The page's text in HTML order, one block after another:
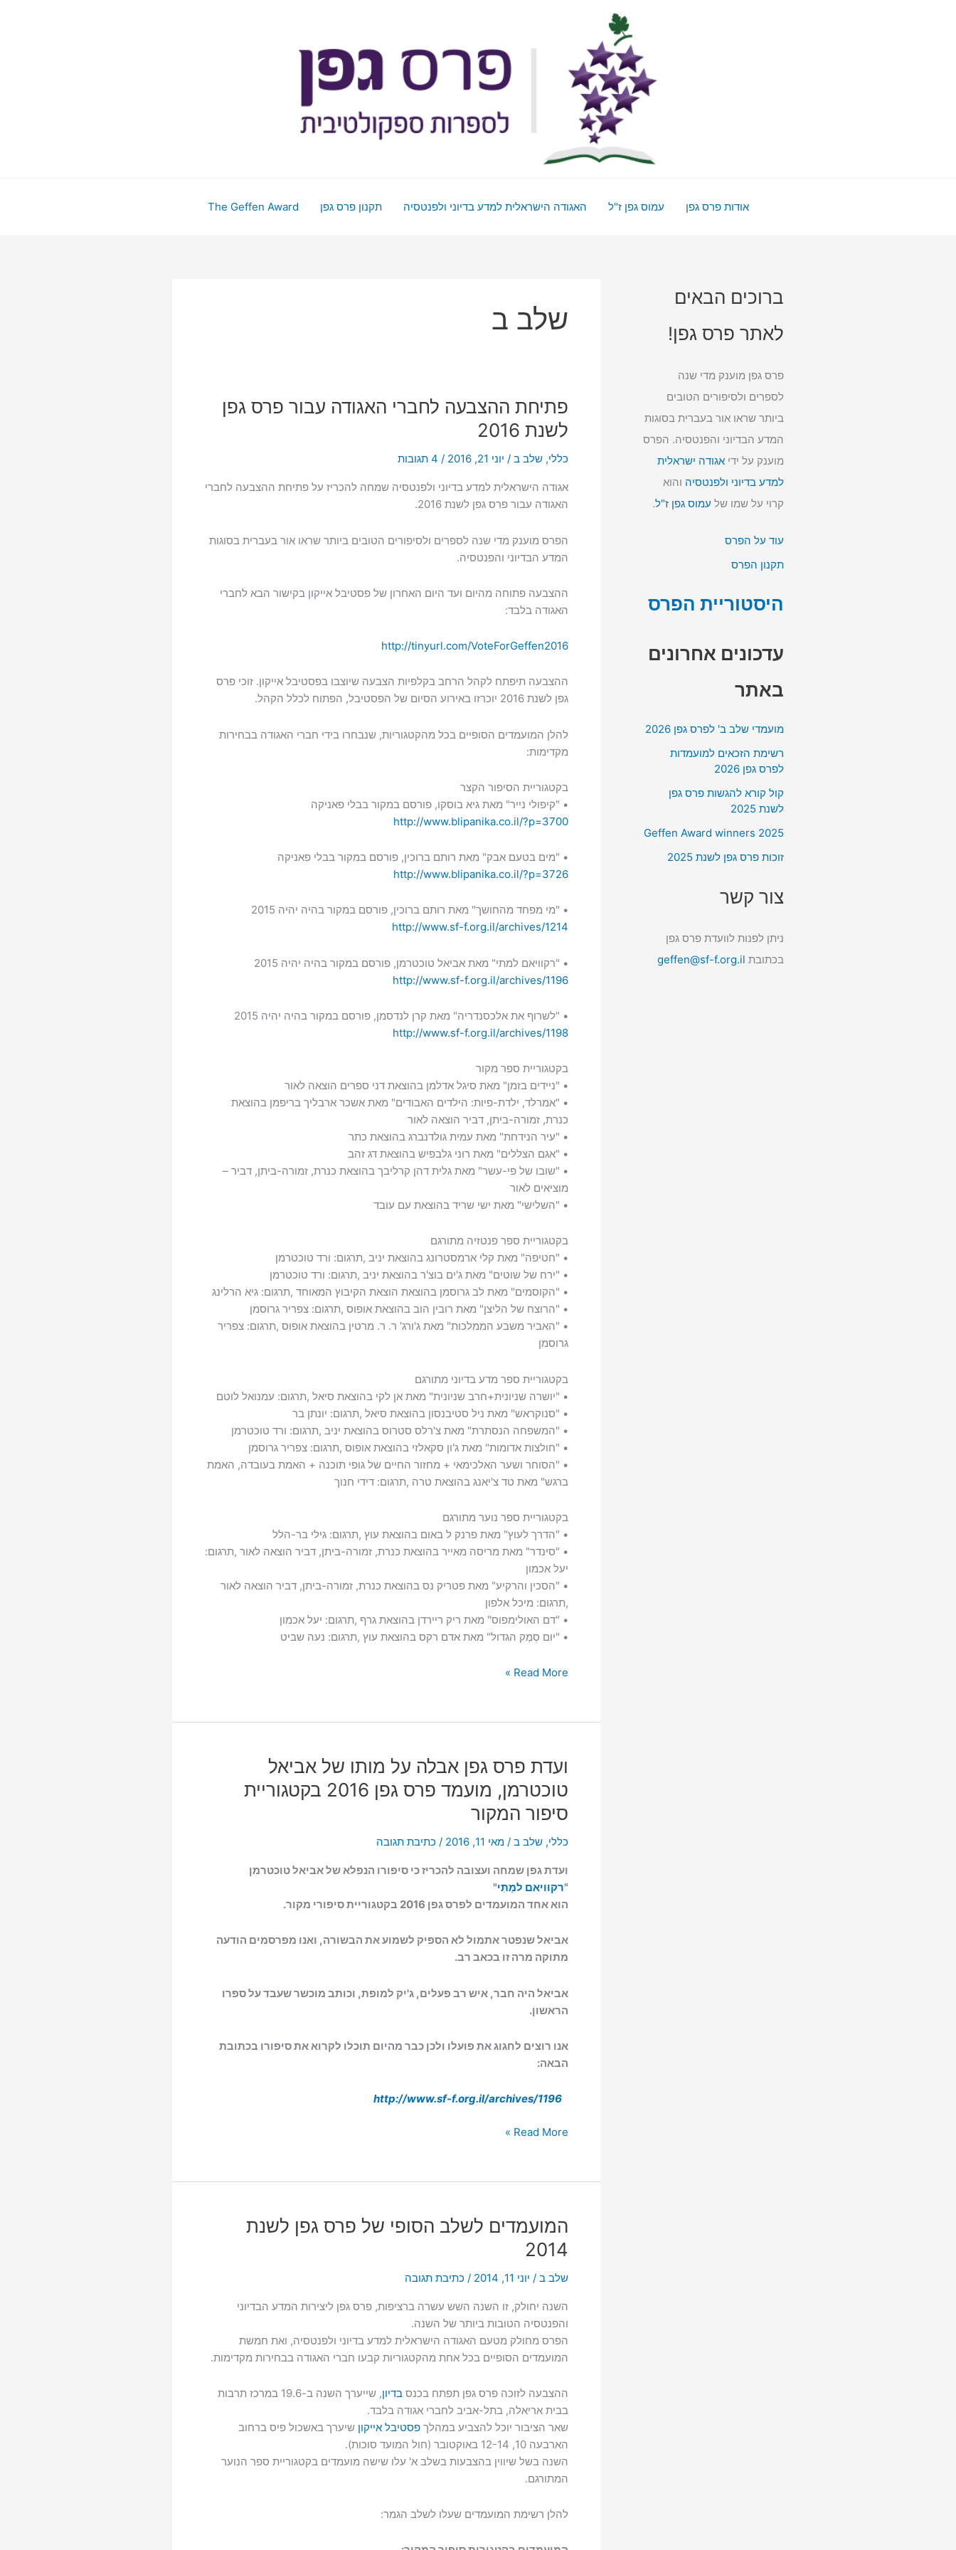
אודות פרס גפן עמוס גפן ז"ל האגודה הישראלית למדע בדיוני ולפנטסיה תקנון פרס גפן The Geffen Award
ברוכים הבאים
לאתר פרס גפן!
פרס גפן מוענק מדי שנה
לספרים ולסיפורים הטובים
ביותר שראו אור בעברית בסוגות
המדע הבדיוני והפנטסיה. הפרס
מוענק על ידי אגודה ישראלית
למדע בדיוני ולפנטסיה והוא
קרוי על שמו של עמוס גפן ז"ל.
עוד על הפרס
תקנון הפרס
היסטוריית הפרס
עדכונים אחרונים
באתר
מועמדי שלב ב' לפרס גפן 2026
רשימת הזכאים למועמדות
לפרס גפן 2026
קול קורא להגשות פרס גפן
לשנת 2025
Geffen Award winners 2025
זוכות פרס גפן לשנת 2025
צור קשר
ניתן לפנות לוועדת פרס גפן
בכתובת geffen@sf-f.org.il
שלב ב
פתיחת ההצבעה לחברי האגודה עבור פרס גפן
לשנת 2016
כללי, שלב ב / יוני 21, 2016 / 4 תגובות
אגודה הישראלית למדע בדיוני ולפנטסיה שמחה להכריז על פתיחת ההצבעה לחברי
האגודה עבור פרס גפן לשנת 2016.
הפרס מוענק מדי שנה לספרים ולסיפורים הטובים ביותר שראו אור בעברית בסוגות
המדע הבדיוני והפנטסיה.
ההצבעה פתוחה מהיום ועד היום האחרון של פסטיבל אייקון בקישור הבא לחברי
האגודה בלבד:
http://tinyurl.com/VoteForGeffen2016
ההצבעה תיפתח לקהל הרחב בקלפיות הצבעה שיוצבו בפסטיבל אייקון. זוכי פרס
גפן לשנת 2016 יוכרזו באירוע הסיום של הפסטיבל, הפתוח לכלל הקהל.
להלן המועמדים הסופיים בכל מהקטגוריות, שנבחרו בידי חברי האגודה בבחירות
מקדימות:
בקטגוריית הסיפור הקצר
• "קיפולי נייר" מאת גיא בוסקו, פורסם במקור בבלי פאניקה
http://www.blipanika.co.il/?p=3700
• "מים בטעם אבק" מאת רותם ברוכין, פורסם במקור בבלי פאניקה
http://www.blipanika.co.il/?p=3726
• "מי מפחד מהחושך" מאת רותם ברוכין, פורסם במקור בהיה יהיה 2015
http://www.sf-f.org.il/archives/1214
• "רקוויאם למתי" מאת אביאל טוכטרמן, פורסם במקור בהיה יהיה 2015
http://www.sf-f.org.il/archives/1196
• "לשרוף את אלכסנדריה" מאת קרן לנדסמן, פורסם במקור בהיה יהיה 2015
http://www.sf-f.org.il/archives/1198
בקטגוריית ספר מקור
• "ניידים בזמן" מאת סיגל אדלמן בהוצאת דני ספרים הוצאה לאור
• "אמרלד, ילדת-פיות: הילדים האבודים" מאת אשכר ארבליך בריפמן בהוצאת
כנרת, זמורה-ביתן, דביר הוצאה לאור
• "עיר הנידחת" מאת עמית גולדנברג בהוצאת כתר
• "אגם הצללים" מאת רוני גלבפיש בהוצאת דג זהב
• "שובו של פי-עשר" מאת גלית דהן קרליבך בהוצאת כנרת, זמורה-ביתן, דביר –
מוציאים לאור
• "השלישי" מאת ישי שריד בהוצאת עם עובד
בקטגוריית ספר פנטזיה מתורגם
• "חטיפה" מאת קלי ארמסטרונג בהוצאת יניב ,תרגום: ורד טוכטרמן
• "ירח של שוטים" מאת ג'ים בוצ'ר בהוצאת יניב ,תרגום: ורד טוכטרמן
• "הקוסמים" מאת לב גרוסמן בהוצאת הוצאת הקיבוץ המאוחד ,תרגום: גיא הרלינג
• "הרוצח של הליצן" מאת רובין הוב בהוצאת אופוס ,תרגום: צפריר גרוסמן
• "האביר משבע הממלכות" מאת ג'ורג' ר. ר. מרטין בהוצאת אופוס ,תרגום: צפריר
גרוסמן
בקטגוריית ספר מדע בדיוני מתורגם
• "יושרה שניונית+חרב שניונית" מאת אן לקי בהוצאת סיאל ,תרגום: עמנואל לוטם
• "סנוקראש" מאת ניל סטיבנסון בהוצאת סיאל ,תרגום: יונתן בר
• "המשפחה הנסתרת" מאת צ'רלס סטרוס בהוצאת יניב ,תרגום: ורד טוכטרמן
• "חולצות אדומות" מאת ג'ון סקאלזי בהוצאת אופוס ,תרגום: צפריר גרוסמן
• "הסוחר ושער האלכימאי + מחזור החיים של גופי תוכנה + האמת בעובדה, האמת
ברגש" מאת טד צ'יאנג בהוצאת טרה ,תרגום: דידי חנוך
בקטגוריית ספר נוער מתורגם
• "הדרך לעוץ" מאת פרנק ל באום בהוצאת עוץ ,תרגום: גילי בר-הלל
• "סינדר" מאת מריסה מאייר בהוצאת כנרת, זמורה-ביתן, דביר הוצאה לאור ,תרגום:
יעל אכמון
• "הסכין והרקיע" מאת פטריק נס בהוצאת כנרת, זמורה-ביתן, דביר הוצאה לאור
,תרגום: מיכל אלפון
• "דם האולימפוס" מאת ריק ריירדן בהוצאת גרף ,תרגום: יעל אכמון
• "יום סְמֶק הגדול" מאת אדם רקס בהוצאת עוץ ,תרגום: נעה שביט
פתיחת
האגודה
גפן
לשנת
2016
Read More »
ועדת פרס גפן אבלה על מותו של אביאל
טוכטרמן, מועמד פרס גפן 2016 בקטגוריית
סיפור המקור
כללי, שלב ב / מאי 11, 2016 / כתיבת תגובה
ועדת גפן שמחה ועצובה להכריז כי סיפורו הנפלא של אביאל טוכטרמן
"רקוויאם למַתִּי"
הוא אחד המועמדים לפרס גפן 2016 בקטגוריית סיפורי מקור.
אביאל שנפטר אתמול לא הספיק לשמוע את הבשורה, ואנו מפרסמים הודעה
מתוקה מרה זו בכאב רב.
אביאל היה חבר, איש רב פעלים, ג'יק למופת, וכותב מוכשר שעבד על ספרו
הראשון.
אנו רוצים לחגוג את פועלו ולכן כבר מהיום תוכלו לקרוא את סיפורו בכתובת
הבאה:
http://www.sf-f.org.il/archives/1196
ועדת
אבלה
של
אביאל
מועמד
פרס
גפן
2016
בקטגוריית
Read More »
המועמדים לשלב הסופי של פרס גפן לשנת
2014
שלב ב / יוני 11, 2014 / כתיבת תגובה
השנה יחולק, זו השנה השש עשרה ברציפות, פרס גפן ליצירות המדע הבדיוני
והפנטסיה הטובות ביותר של השנה.
הפרס מחולק מטעם האגודה הישראלית למדע בדיוני ולפנטסיה, ואת חמשת
המועמדים הסופיים בכל אחת מהקטגוריות קבעו חברי האגודה בבחירות מקדימות.
ההצבעה לזוכה פרס גפן תפתח בכנס בדיון
, שייערך השנה ב-19.6 במרכז תרבות
בבית אריאלה, בתל-אביב לחברי אגודה בלבד.
שאר הציבור יוכל להצביע במהלך פסטיבל אייקון שיערך באשכול פיס ברחוב
הארבעה 10, 12-14 באוקטובר (חול המועד סוכות).
השנה בשל שיווין בהצבעות בשלב א' עלו שישה מועמדים בקטגוריית ספר הנוער
המתורגם.
להלן רשימת המועמדים שעלו לשלב הגמר: